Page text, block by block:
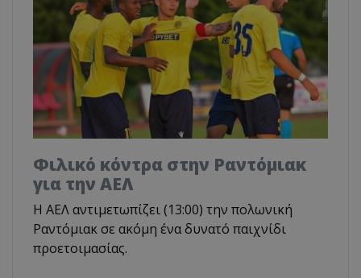
Φιλικό κόντρα στην Ραντόμιακ
για την ΑΕΛ
H ΑΕΛ αντιμετωπίζει (13:00) την πολωνική
Ραντόμιακ σε ακόμη ένα δυνατό παιχνίδι
προετοιμασίας.